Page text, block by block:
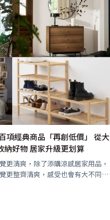
項經典商品「再創低價」 從大
納好物 居家升級更划算
更清爽，除了添購涼感居家用品，
更整齊清爽，感受也會有大不同！